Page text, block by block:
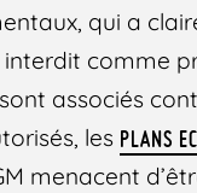
qui a
comme
associés
les PLANS
menacent